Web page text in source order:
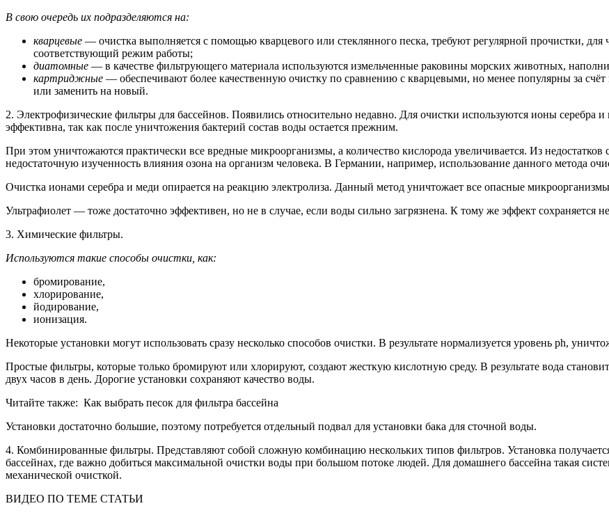
В свою очередь их подразделяются на:
кварцевые — очистка выполняется с помощью кварцевого или стеклянного песка, требуют регулярной прочистки,
соответствующий режим работы;
диатомные — в качестве фильтрующего материала используются измельченные раковины морских животных,
картриджные — обеспечивают более качественную очистку по сравнению с кварцевыми, но менее популярны за
или заменить на новый.
2. Электрофизические фильтры для бассейнов. Появились относительно недавно. Для очистки используются ионы серебра
эффективна, так как после уничтожения бактерий состав воды остается прежним.
При этом уничтожаются практически все вредные микроорганизмы, а количество кислорода увеличивается. Из
недостаточную изученность влияния озона на организм человека. В Германии, например, использование данного метода
Очистка ионами серебра и меди опирается на реакцию электролиза. Данный метод уничтожает все опасные
Ультрафиолет — тоже достаточно эффективен, но не в случае, если воды сильно загрязнена. К тому же эффект сохраняется
3. Химические фильтры.
Используются такие способы очистки, как:
бромирование,
хлорирование,
йодирование,
ионизация.
Некоторые установки могут использовать сразу несколько способов очистки. В результате нормализуется уровень ph,
Простые фильтры, которые только бромируют или хлорируют, создают жесткую кислотную среду. В результате вода
двух часов в день. Дорогие установки сохраняют качество воды.
Читайте также: Как выбрать песок для фильтра бассейна
Установки достаточно большие, поэтому потребуется отдельный подвал для установки бака для сточной воды.
4. Комбинированные фильтры. Представляют собой сложную комбинацию нескольких типов фильтров. Установка
бассейнах, где важно добиться максимальной очистки воды при большом потоке людей. Для домашнего бассейна такая
механической очисткой.
ВИДЕО ПО ТЕМЕ СТАТЬИ